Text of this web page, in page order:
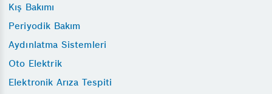
Kış Bakımı
Periyodik Bakım
Aydınlatma Sistemleri
Oto Elektrik
Elektronik Arıza Tespiti